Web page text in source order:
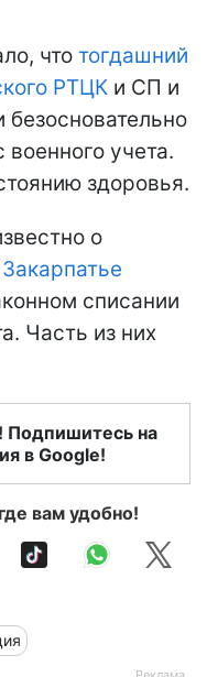
что тогдашний
РТЦК и СП и
безосновательно
учета.
здоровья.
о
списании
Часть из них
Подпишитесь на
в Google!
вам удобно!